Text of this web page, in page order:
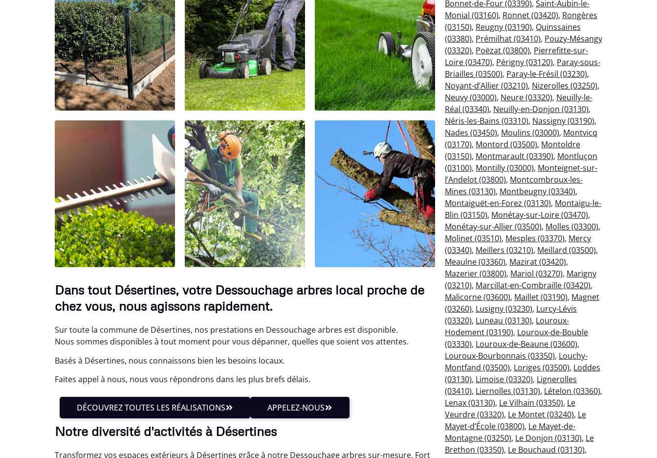
Dans tout Désertines, votre Dessouchage arbres local proche de
chez vous, nous agissons rapidement.
Sur toute la commune de Désertines, nos prestations en Dessouchage arbres est disponible.
Nous sommes disponibles à tout moment pour vous dépanner, quelles que soient vos attentes.
Basés à Désertines, nous connaissons bien les besoins locaux.
Faites appel à nous, nous vous répondrons dans les plus brefs délais.
DÉCOUVREZ TOUTES LES RÉALISATIONS APPELEZ-NOUS
Notre diversité d'activités à Désertines
Transformez vos espaces extérieurs à Désertines grâce à notre Dessouchage arbres sur-mesure. Fort
Bonnet-de-Four (03390), Saint-Aubin-le-
Monial (03160), Ronnet (03420), Rongères
(03150), Reugny (03190), Quinssaines
(03380), Prémilhat (03410), Pouzy-Mésangy
(03320), Poëzat (03800), Pierrefitte-sur-
Loire (03470), Périgny (03120), Paray-sous-
Briailles (03500), Paray-le-Frésil (03230),
Noyant-d’Allier (03210), Nizerolles (03250),
Neuvy (03000), Neure (03320), Neuilly-le-
Réal (03340), Neuilly-en-Donjon (03130),
Néris-les-Bains (03310), Nassigny (03190),
Nades (03450), Moulins (03000), Montvicq
(03170), Montord (03500), Montoldre
(03150), Montmarault (03390), Montluçon
(03100), Montilly (03000), Monteignet-sur-
l’Andelot (03800), Montcombroux-les-
Mines (03130), Montbeugny (03340),
Montaiguët-en-Forez (03130), Montaigu-le-
Blin (03150), Monétay-sur-Loire (03470),
Monétay-sur-Allier (03500), Molles (03300),
Molinet (03510), Mesples (03370), Mercy
(03340), Meillers (03210), Meillard (03500),
Meaulne (03360), Mazirat (03420),
Mazerier (03800), Mariol (03270), Marigny
(03210), Marcillat-en-Combraille (03420),
Malicorne (03600), Maillet (03190), Magnet
(03260), Lusigny (03230), Lurcy-Lévis
(03320), Luneau (03130), Louroux-
Hodement (03190), Louroux-de-Bouble
(03330), Louroux-de-Beaune (03600),
Louroux-Bourbonnais (03350), Louchy-
Montfand (03500), Loriges (03500), Loddes
(03130), Limoise (03320), Lignerolles
(03410), Liernolles (03130), Lételon (03360),
Lenax (03130), Le Vilhain (03350), Le
Veurdre (03320), Le Montet (03240), Le
Mayet-d’École (03800), Le Mayet-de-
Montagne (03250), Le Donjon (03130), Le
Brethon (03350), Le Bouchaud (03130),